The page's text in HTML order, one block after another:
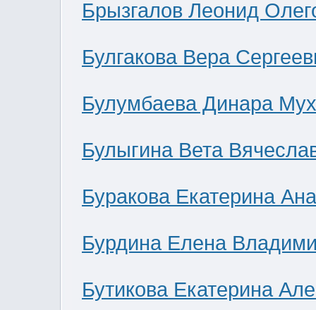
Брызгалов Леонид
Булгакова Вера
Булумбаева Динара
Булыгина Вета
Буракова Екатерина
Бурдина Елена
Бутикова Екатерина